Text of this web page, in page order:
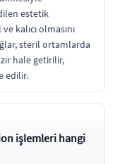
estetik
kalıcı olmasını
steril ortamlarda
hale getirilir,
edilir.
işlemleri hangi